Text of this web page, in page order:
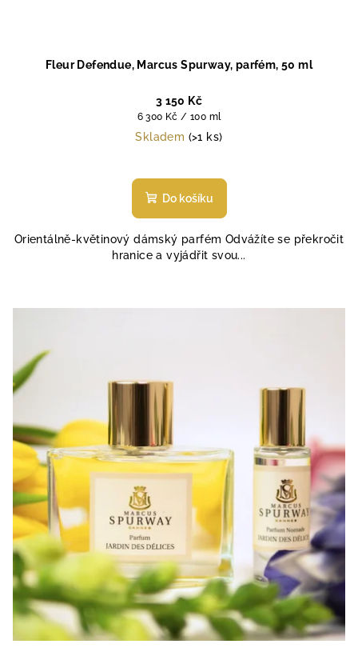
Fleur Defendue, Marcus Spurway, parfém, 50 ml
3 150 Kč
Měrná
cena:
6 300 Kč / 100 ml
Skladem (>1 ks)
hodnocení
produktu
z
5
Do košíku
Orientálně-květinový dámský parfém Odvážíte se překročit
hranice a vyjádřit svou...